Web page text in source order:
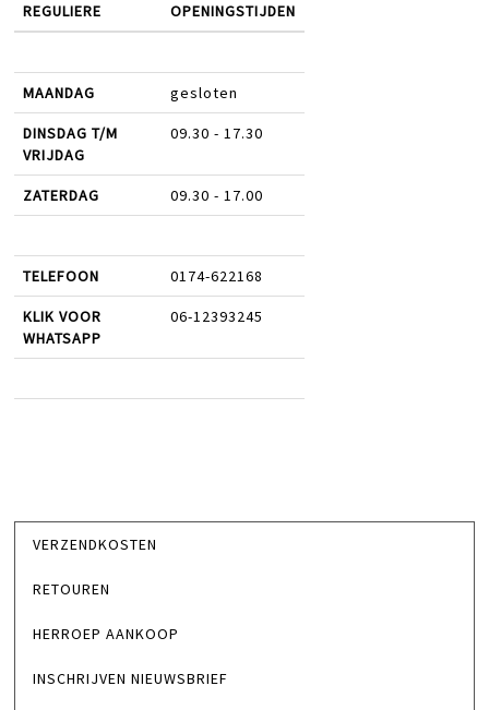
REGULIERE OPENINGSTIJDEN
MAANDAG gesloten
DINSDAG T/M
VRIJDAG
09.30 - 17.30
ZATERDAG 09.30 - 17.00
TELEFOON 0174-622168
KLIK VOOR
WHATSAPP
06-12393245
VERZENDKOSTEN
RETOUREN
HERROEP AANKOOP
INSCHRIJVEN NIEUWSBRIEF